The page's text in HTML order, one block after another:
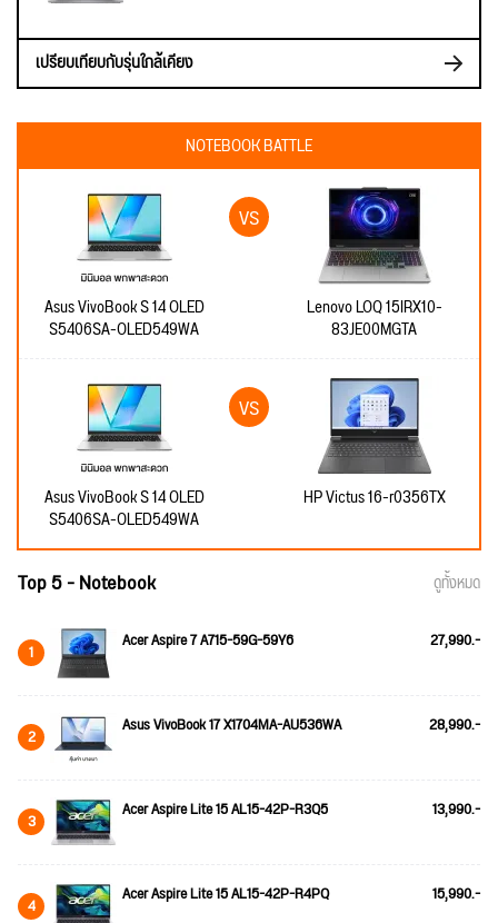
เปรียบเทียบกับรุ่นใกล้เคียง
NOTEBOOK BATTLE
Asus VivoBook S 14 OLED
S5406SA-OLED549WA
Lenovo LOQ 15IRX10-
83JE00MGTA
Asus VivoBook S 14 OLED
S5406SA-OLED549WA
HP Victus 16-r0356TX
Top 5 - Notebook ดูทั้งหมด
1 Acer Aspire 7 A715-59G-59Y6 27,990.-
2 Asus VivoBook 17 X1704MA-AU536WA 28,990.-
3 Acer Aspire Lite 15 AL15-42P-R3Q5 13,990.-
4 Acer Aspire Lite 15 AL15-42P-R4PQ 15,990.-